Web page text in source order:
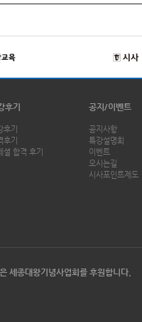
후기
후기
후기
셜 합격 후기
공지/이벤트
공지사항
특강설명회
이벤트
오시는길
시사포인트제도
세종대왕기념사업회를 후원합니다.